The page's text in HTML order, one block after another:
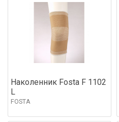
Наколенник Fosta F 1102
L
FOSTA